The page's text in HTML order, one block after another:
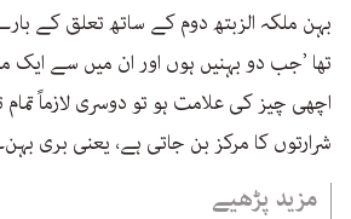
بہن ملکہ الزبتھ دوم کے ساتھ تعلق کے
تھا ’جب دو بہنیں ہوں اور ان میں سے ایک
اچھی چیز کی علامت ہو تو دوسری لازماً تمام
شرارتوں کا مرکز بن جاتی ہے، یعنی بری
مزید پڑھیے